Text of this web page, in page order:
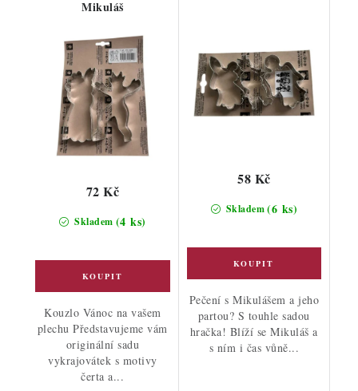
Mikuláš
Skladem (4 ks)
72 Kč
Kouzlo Vánoc na vašem
plechu Představujeme vám
originální sadu
vykrajovátek s motivy
čerta a...
Skladem(6 ks)
58 Kč
Pečení s Mikulášem a jeho
partou? S touhle sadou
hračka! Blíží se Mikuláš a
s ním i čas vůně...